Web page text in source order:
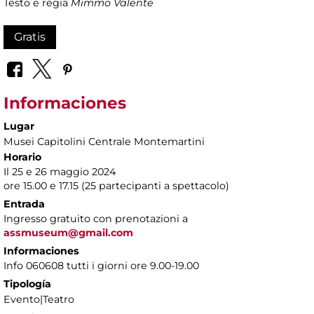
Testo e regia Mimmo Valente
Gratis
Informaciones
Lugar
Musei Capitolini Centrale Montemartini
Horario
Il 25 e 26 maggio 2024
ore 15.00 e 17.15 (25 partecipanti a spettacolo)
Entrada
Ingresso gratuito con prenotazioni a
assmuseum@gmail.com
Informaciones
Info 060608 tutti i giorni ore 9.00-19.00
Tipología
Evento|Teatro